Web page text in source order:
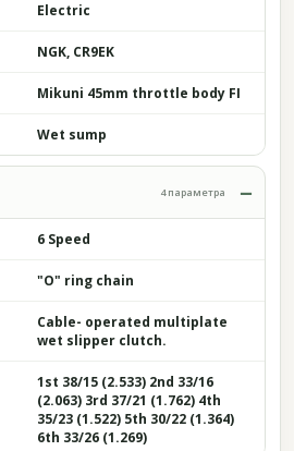
Electric
NGK, CR9EK
Mikuni 45mm throttle body FI
Wet sump
4 параметра
6 Speed
"O" ring chain
Cable- operated multiplate
wet slipper clutch.
1st 38/15 (2.533) 2nd 33/16
(2.063) 3rd 37/21 (1.762) 4th
35/23 (1.522) 5th 30/22 (1.364)
6th 33/26 (1.269)